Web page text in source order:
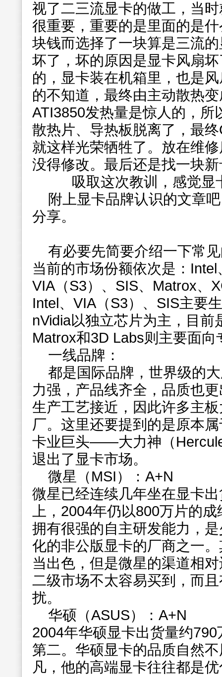
视了二三流显卡的做工，当
很重要，重要的是里面的是什
块钱而选择了一块算是三流
坏了，坏的原因是显卡风扇
的，显卡装在机箱里，也是
的不知道，最终由主动散热
ATI3850发热量是惊人的，所
散热片、导热板脱离了，最
就这样光荣牺牲了。放在维
没得修改。最后还是找一块
吸取这次教训，感觉显
附上显卡品牌认识的文章
分享。
有必要先简要介绍一下常
当前的市场份额依次是：Intel
VIA（S3）、SIS、Matrox、
Intel、VIA（S3）、SIS主要
nVidia以独立芯片为主，目前
Matrox和3D Labs则主要面向
一线品牌：
都是国际品牌，世界级的
力强，产品线齐全，品质也
生产工艺接近，因此许多主
厂。这里还要提到的是原本
卡业巨头――大力神（
退出了显卡市场。
微星（MSI）：A+N
微星已经连续几年坐在显卡
上，2004年仍以800万片的
拥有很强的自主研发能力，
化的非公版显卡的厂商之一
当出色，但是微星的渠道相
二级市场不太容易买到，而
扰。
华硕（ASUS）：A+N
2004年华硕显卡出货量约
第二。华硕显卡的品质自然
凡，他的高端显卡往往都是